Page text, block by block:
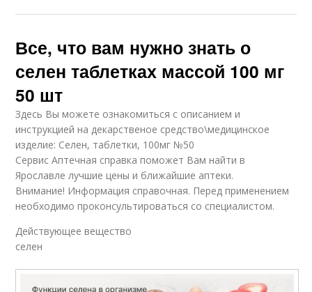
Все, что вам нужно знать о
селен таблетках массой 100 мг
50 шт
Здесь Вы можете ознакомиться с описанием и
инструкцией на декарственое средство\медицинское
изделие: Селен, таблетки, 100мг №50
Сервис Аптечная справка поможет Вам найти в
Ярославле лучшие цены и ближайшие аптеки.
Внимание! Информация справочная. Перед применением
необходимо проконсультироваться со специалистом.
Действующее вещество
селен